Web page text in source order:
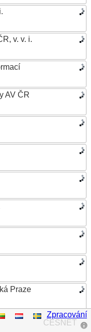
v. v. i.
AV ČR
Praze
CESNET
Zpracování